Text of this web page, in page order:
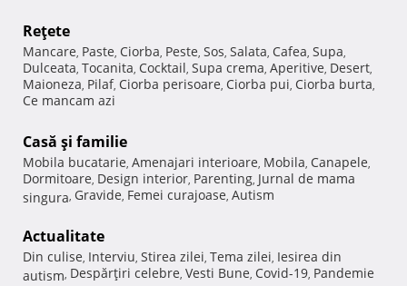
Reţete
Mancare, Paste, Ciorba, Peste, Sos, Salata, Cafea, Supa,
Dulceata, Tocanita, Cocktail, Supa crema, Aperitive, Desert,
Maioneza, Pilaf, Ciorba perisoare, Ciorba pui, Ciorba burta,
Ce mancam azi
Casă şi familie
Mobila bucatarie, Amenajari interioare, Mobila, Canapele,
Dormitoare, Design interior, Parenting, Jurnal de mama
singura, Gravide, Femei curajoase, Autism
Actualitate
Din culise, Interviu, Stirea zilei, Tema zilei, Iesirea din
autism, Despărţiri celebre, Vesti Bune, Covid-19, Pandemie